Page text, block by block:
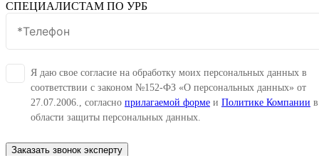
СПЕЦИАЛИСТАМ ПО УРБ
Я даю свое согласие на обработку моих персональных данных в
соответствии с законом №152-ФЗ «О персональных данных» от
27.07.2006., согласно прилагаемой форме и Политике Компании в
области защиты персональных данных.
Заказать звонок эксперту